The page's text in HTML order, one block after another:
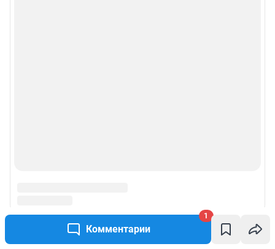
Комментарии
1